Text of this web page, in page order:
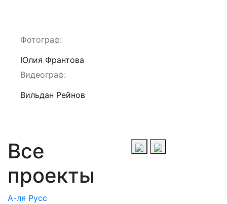
Фотограф:
Юлия Франтова
Видеограф:
Вильдан Рейнов
Все
проекты
А-ля Русс